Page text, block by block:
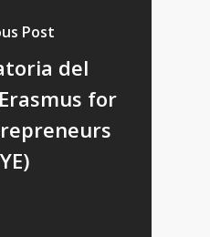
Post
del
for